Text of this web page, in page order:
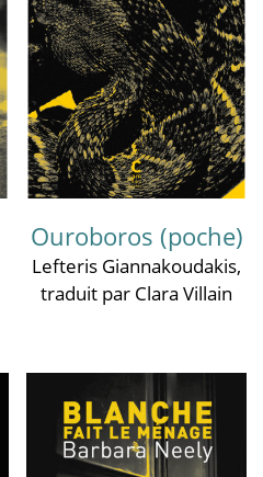
Ouroboros (poche)
Lefteris Giannakoudakis,
traduit par Clara Villain